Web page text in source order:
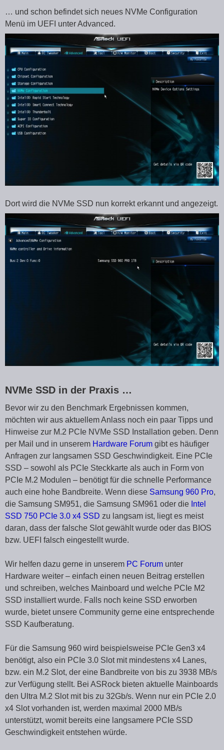
… und schon befindet sich neues NVMe Configuration
Menü im UEFI unter Advanced.
Dort wird die NVMe SSD nun korrekt erkannt und angezeigt.
NVMe SSD in der Praxis …
Bevor wir zu den Benchmark Ergebnissen kommen,
möchten wir aus aktuellem Anlass noch ein paar Tipps und
Hinweise zur M.2 PCIe NVMe SSD Installation geben. Denn
per Mail und in unserem Hardware Forum gibt es häufiger
Anfragen zur langsamen SSD Geschwindigkeit. Eine PCIe
SSD – sowohl als PCIe Steckkarte als auch in Form von
PCIe M.2 Modulen – benötigt für die schnelle Performance
auch eine hohe Bandbreite. Wenn diese Samsung 960 Pro,
die Samsung SM951, die Samsung SM961 oder die Intel
SSD 750 PCIe 3.0 x4 SSD zu langsam ist, liegt es meist
daran, dass der falsche Slot gewählt wurde oder das BIOS
bzw. UEFI falsch eingestellt wurde.
Wir helfen dazu gerne in unserem PC Forum unter
Hardware weiter – einfach einen neuen Beitrag erstellen
und schreiben, welches Mainboard und welche PCIe M2
SSD installiert wurde. Falls noch keine SSD erworben
wurde, bietet unsere Community gerne eine entsprechende
SSD Kaufberatung.
Für die Samsung 960 wird beispielsweise PCIe Gen3 x4
benötigt, also ein PCIe 3.0 Slot mit mindestens x4 Lanes,
bzw. ein M.2 Slot, der eine Bandbreite von bis zu 3938 MB/s
zur Verfügung stellt. Bei ASRock bieten aktuelle Mainboards
den Ultra M.2 Slot mit bis zu 32Gb/s. Wenn nur ein PCIe 2.0
x4 Slot vorhanden ist, werden maximal 2000 MB/s
unterstützt, womit bereits eine langsamere PCIe SSD
Geschwindigkeit entstehen würde.